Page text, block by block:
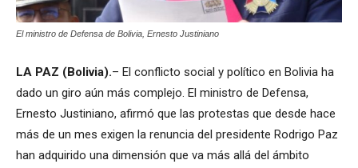
El ministro de Defensa de Bolivia, Ernesto Justiniano
LA PAZ (Bolivia).– El conflicto social y político en Bolivia ha
dado un giro aún más complejo. El ministro de Defensa,
Ernesto Justiniano, afirmó que las protestas que desde hace
más de un mes exigen la renuncia del presidente Rodrigo Paz
han adquirido una dimensión que va más allá del ámbito